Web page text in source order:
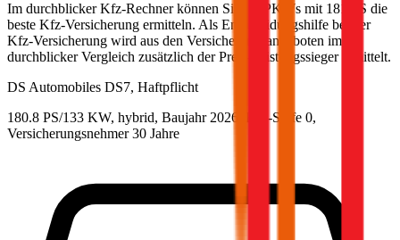
Im durchblicker Kfz-Rechner können Sie für PKWs mit 181
PS die
beste Kfz-Versicherung ermitteln. Als Entscheidungshilfe bei der
Kfz-Versicherung wird aus den Versicherungsangeboten im
durchblicker Vergleich zusätzlich der Preis-Leistungssieger ermittelt.
DS Automobiles DS7, Haftpflicht
180.8 PS/133 KW, hybrid, Baujahr 2026,
BM-Stufe 0,
Versicherungsnehmer 30 Jahre